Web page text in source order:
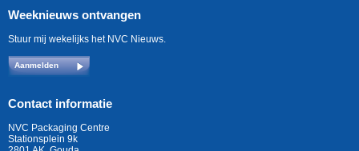
Weeknieuws ontvangen
Stuur mij wekelijks het NVC Nieuws.
Aanmelden
Contact informatie
NVC Packaging Centre
Stationsplein 9k